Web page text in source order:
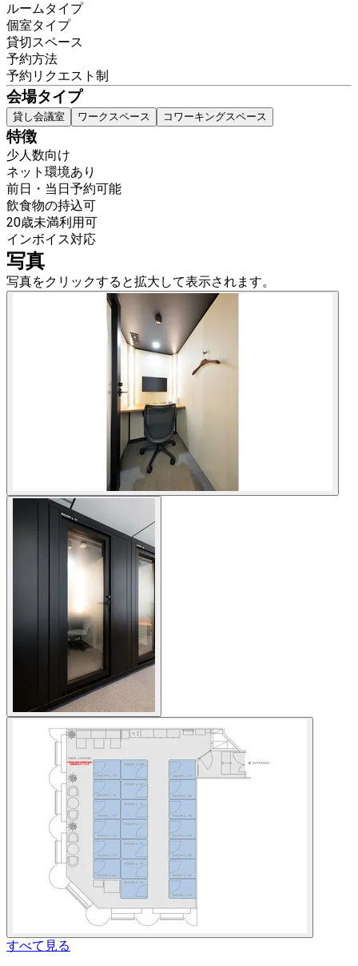
ルームタイプ
個室タイプ
貸切スペース
予約方法
予約リクエスト制
会場タイプ
貸し会議室 ワークスペース コワーキングスペース
特徴
少人数向け
ネット環境あり
前日・当日予約可能
飲食物の持込可
20歳未満利用可
インボイス対応
写真
写真をクリックすると拡大して表示されます。
すべて見る